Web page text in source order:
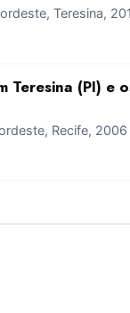
Teresina,
Teresina (PI)
Recife, 2006